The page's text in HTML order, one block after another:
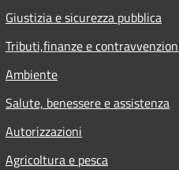
Giustizia e sicurezza pubblica
Tributi,finanze e
Ambiente
Salute, benessere e assistenza
Autorizzazioni
Agricoltura e pesca